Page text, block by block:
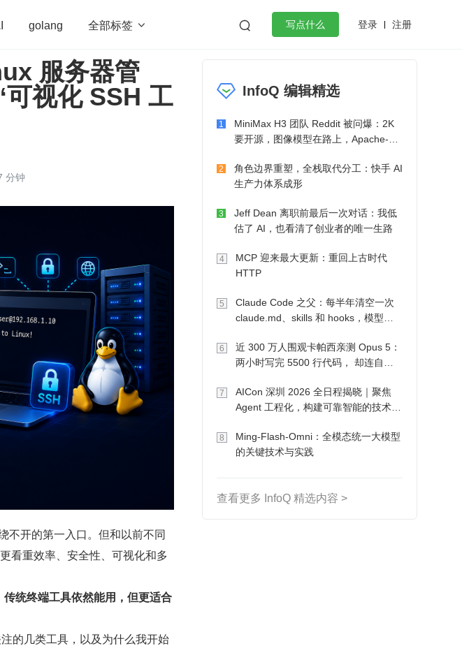
golang 全部标签   写点什么 登录 注册
方法 Web3.0 高效工作
低代码 redis 微服务架构 flutter
服务器管
视化 SSH 工
分钟
不开的第一入口。但和以前不同
看重效率、安全性、可视化和多
传统终端工具依然能用，但更适合
的几类工具，以及为什么我开始
InfoQ 编辑精选
1
MiniMax H3 团队 Reddit 被问爆：2K
要开源，图像模型在路上，Apache-2.0
2
角色边界重塑，全栈取代分工：快手 AI
生产力体系成形
3
Jeff Dean 离职前最后一次对话：我低
估了 AI，也看清了创业者的唯一生路
4
MCP 迎来最大更新：重回上古时代
HTTP
5
Claude Code 之父：每半年清空一次
claude.md、skills 和 hooks，模型自
6
近 300 万人围观卡帕西亲测 Opus 5：
两小时写完 5500 行代码， 却连自己
7
AICon 深圳 2026 全日程揭晓｜聚焦
Agent 工程化，构建可靠智能的技术路
8
Ming-Flash-Omni：全模态统一大模型
的关键技术与实践
查看更多 InfoQ 精选内容 >